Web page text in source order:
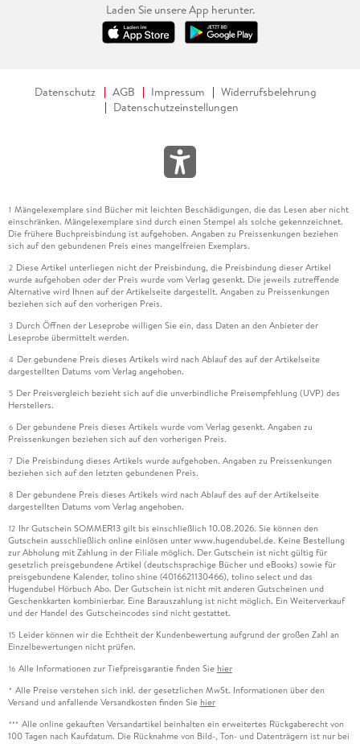
Laden Sie unsere App herunter.
Datenschutz AGB Impressum
Widerrufsbelehrung
Datenschutzeinstellungen
1 Mängelexemplare sind Bücher mit leichten Beschädigungen, die das Lesen aber nicht
einschränken. Mängelexemplare sind durch einen Stempel als solche gekennzeichnet.
Die frühere Buchpreisbindung ist aufgehoben. Angaben zu Preissenkungen beziehen
sich auf den gebundenen Preis eines mangelfreien Exemplars.
2 Diese Artikel unterliegen nicht der Preisbindung, die Preisbindung dieser Artikel
wurde aufgehoben oder der Preis wurde vom Verlag gesenkt. Die jeweils zutreffende
Alternative wird Ihnen auf der Artikelseite dargestellt. Angaben zu Preissenkungen
beziehen sich auf den vorherigen Preis.
3 Durch Öffnen der Leseprobe willigen Sie ein, dass Daten an den Anbieter der
Leseprobe übermittelt werden.
4 Der gebundene Preis dieses Artikels wird nach Ablauf des auf der Artikelseite
dargestellten Datums vom Verlag angehoben.
5 Der Preisvergleich bezieht sich auf die unverbindliche Preisempfehlung (UVP) des
Herstellers.
6 Der gebundene Preis dieses Artikels wurde vom Verlag gesenkt. Angaben zu
Preissenkungen beziehen sich auf den vorherigen Preis.
7 Die Preisbindung dieses Artikels wurde aufgehoben. Angaben zu Preissenkungen
beziehen sich auf den letzten gebundenen Preis.
8 Der gebundene Preis dieses Artikels wird nach Ablauf des auf der Artikelseite
dargestellten Datums vom Verlag angehoben.
12 Ihr Gutschein SOMMER13 gilt bis einschließlich 10.08.2026. Sie können den
Gutschein ausschließlich online einlösen unter www.hugendubel.de. Keine Bestellung
zur Abholung mit Zahlung in der Filiale möglich. Der Gutschein ist nicht gültig für
gesetzlich preisgebundene Artikel (deutschsprachige Bücher und eBooks) sowie für
preisgebundene Kalender, tolino shine (4016621130466), tolino select und das
Hugendubel Hörbuch Abo. Der Gutschein ist nicht mit anderen Gutscheinen und
Geschenkkarten kombinierbar. Eine Barauszahlung ist nicht möglich. Ein Weiterverkauf
und der Handel des Gutscheincodes sind nicht gestattet.
15 Leider können wir die Echtheit der Kundenbewertung aufgrund der großen Zahl an
Einzelbewertungen nicht prüfen.
16 Alle Informationen zur Tiefpreisgarantie finden Sie hier
* Alle Preise verstehen sich inkl. der gesetzlichen MwSt. Informationen über den
Versand und anfallende Versandkosten finden Sie hier
*** Alle online gekauften Versandartikel beinhalten ein erweitertes Rückgaberecht von
100 Tagen nach Kaufdatum. Die Rücknahme von Bild-, Ton- und Datenträgern ist nur bei